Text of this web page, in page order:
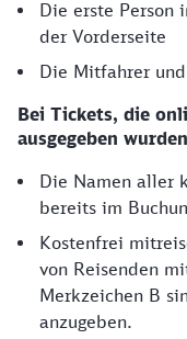
Die erste Person
der Vorderseite
Die Mitfahrer
Bei Tickets, die
ausgegeben
Die Namen aller
bereits im
Kostenfrei
von Reisenden
Merkzeichen B
anzugeben.